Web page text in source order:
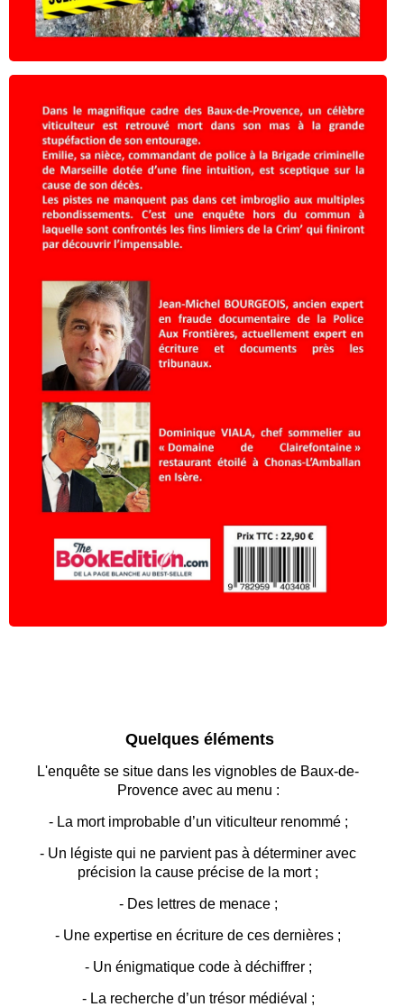
Quelques éléments
L'enquête se situe dans les vignobles de Baux-de-
Provence avec au menu :
- La mort improbable d’un viticulteur renommé ;
- Un légiste qui ne parvient pas à déterminer avec
précision la cause précise de la mort ;
- Des lettres de menace ;
- Une expertise en écriture de ces dernières ;
- Un énigmatique code à déchiffrer ;
- La recherche d’un trésor médiéval ;